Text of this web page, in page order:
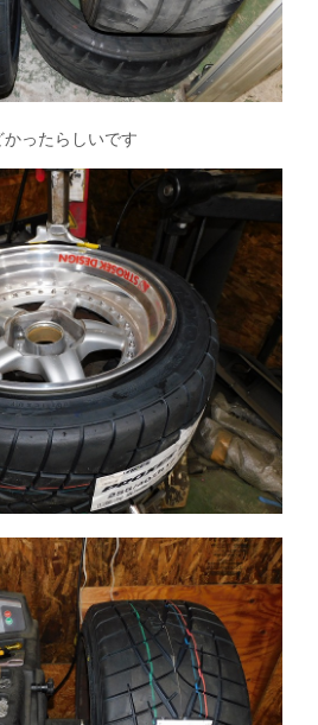
ったらしいです